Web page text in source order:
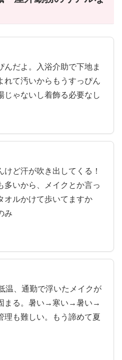
んだよ。入浴介助で下地ま
れて汚いからもうすっぴん
じゃないし着飾る必要なし
ど汗が吹き出してくる！
多いから、メイクとか言っ
オルかけて歩いてますか
み
温、通勤で浮いたメイクが
まる。暑い→寒い→暑い→
理も難しい。もう諦めて夏